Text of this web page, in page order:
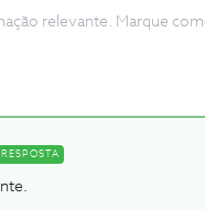
relevante. Marque
RESPOSTA